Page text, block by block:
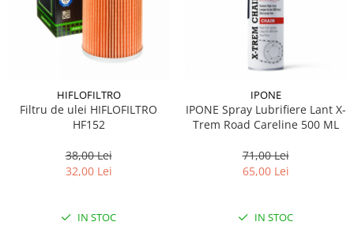
HIFLOFILTRO
Filtru de ulei HIFLOFILTRO
HF152
38,00 Lei
32,00 Lei
IN STOC
IPONE
IPONE Spray Lubrifiere Lant X-
Trem Road Careline 500 ML
71,00 Lei
65,00 Lei
IN STOC